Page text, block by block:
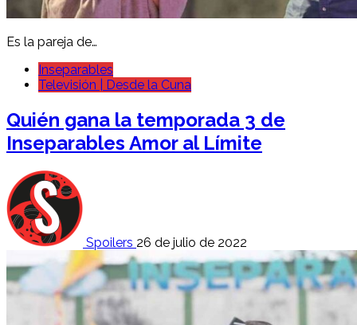
Es la pareja de…
Inseparables
Televisión | Desde la Cuna
Quién gana la temporada 3 de
Inseparables Amor al Límite
Spoilers 26 de julio de 2022